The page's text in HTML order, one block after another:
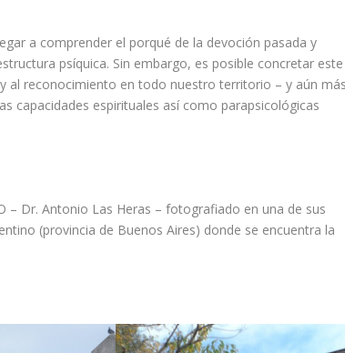
a comprender el porqué de la devoción pasada y
psíquica. Sin embargo, es posible concretar este
al reconocimiento en todo nuestro territorio – y aún
capacidades espirituales así como parapsicológicas
– Dr. Antonio Las Heras – fotografiado en una de sus
(provincia de Buenos Aires) donde se encuentra la